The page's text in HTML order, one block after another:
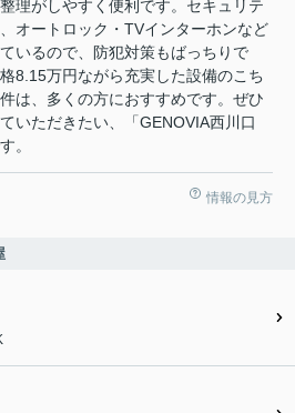
理がしやすく便利です。セキュリテ
オートロック・TVインターホンなど
いるので、防犯対策もばっちりで
8.15万円ながら充実した設備のこち
は、多くの方におすすめです。ぜひ
いただきたい、「GENOVIA西川口
。
情報の見方